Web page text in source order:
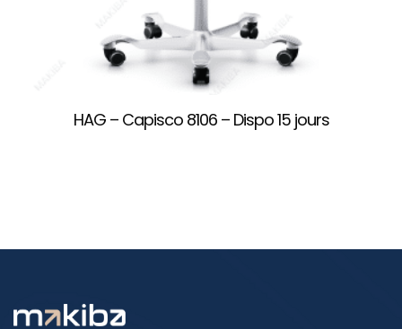
HAG – Capisco 8106 – Dispo 15 jours